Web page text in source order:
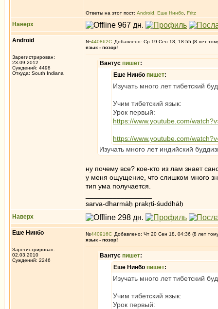
Ответы на этот пост: Android Еше Нинбо Fritz
Наверх
Android
Зарегистрирован:
23.09.2012
Суждений: 4498
Откуда: South Indiana
№440862
Добавлено: Ср 19 Сен 18, 18:55 (8 лет
язык - позор!
Вантус пишет:
Еше Нинбо пишет:
Изучать много лет тибетский
Учим тибетский язык:
Урок первый:
https://www.youtube.com/
https://www.youtube.com/
Изучать много лет индийский
ну почему все? кое-кто из лам знает
у меня ощущение, что слишком много
тип ума получается.
sarva-dharmāḥ prakṛti-śuddhāḥ
Наверх
Еше Нинбо
Зарегистрирован:
02.03.2010
Суждений: 2246
№440916
Добавлено: Чт 20 Сен 18, 04:36 (8 лет
язык - позор!
Вантус пишет:
Еше Нинбо пишет:
Изучать много лет тибетский
Учим тибетский язык:
Урок первый: